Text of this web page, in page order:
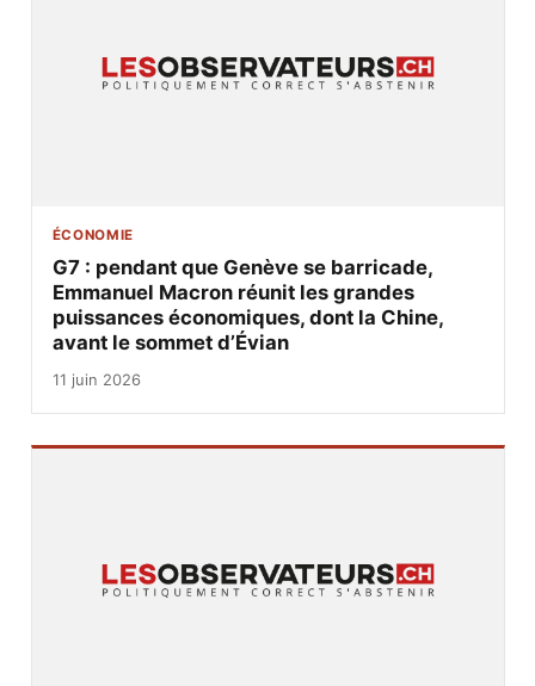
ÉCONOMIE
G7 : pendant que Genève se barricade,
Emmanuel Macron réunit les grandes
puissances économiques, dont la Chine,
avant le sommet d’Évian
11 juin 2026